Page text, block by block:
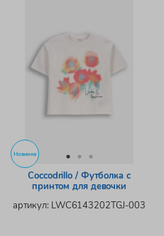
Новинка
Coccodrillo / Футболка с
принтом для девочки
артикул: LWC6143202TGJ-003